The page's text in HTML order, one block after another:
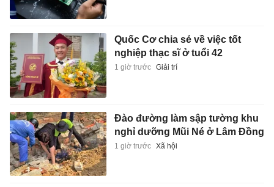
Quốc Cơ chia sẻ về việc tốt
nghiệp thạc sĩ ở tuổi 42
1 giờ trước Giải trí
Đào đường làm sập tường khu
nghỉ dưỡng Mũi Né ở Lâm Đồng
1 giờ trước Xã hội